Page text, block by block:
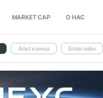
MARKET CAP О НАС
Альткоины Блокчейн